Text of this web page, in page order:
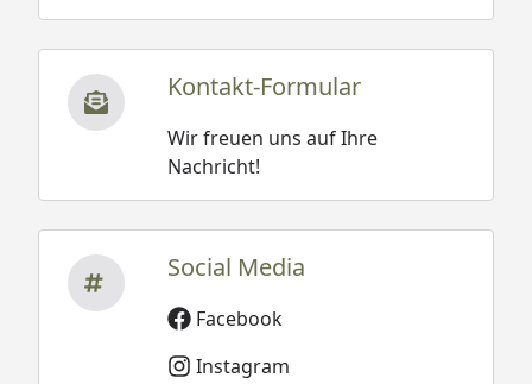
Kontakt-Formular
Wir freuen uns auf Ihre
Nachricht!
Social Media
Facebook
Instagram